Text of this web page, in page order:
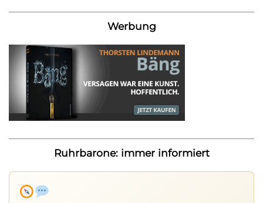
Werbung
Ruhrbarone: immer informiert